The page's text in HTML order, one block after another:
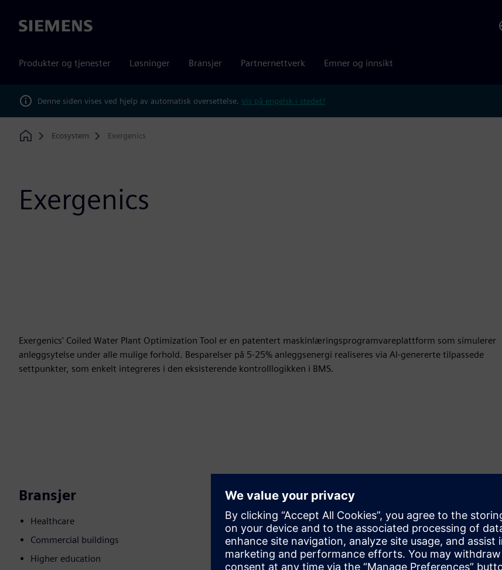
Siemens
Produkter og tjenester Løsninger Bransjer Partnernettverk Emner og innsikt
Denne siden vises ved hjelp av automatisk oversettelse. Vis på engelsk i stedet?
Home
Ecosystem Exergenics
Exergenics
Exergenics' Coiled Water Plant Optimization Tool er en patentert maskinlæringsprogramvareplattform som simulerer
anleggsytelse under alle mulige forhold. Besparelser på 5-25% anleggsenergi realiseres via AI-genererte tilpassede
settpunkter, som enkelt integreres i den eksisterende kontrolllogikken i BMS.
Bransjer
Healthcare
Commercial buildings
Higher education
Bevegelse
Build
Utvider eller bygger på et Siemens Xcelerator-produkt/-
løsning ved å lage et nytt produkt, eller skaper en ny
kundeløsning via integrering av Siemens Xcelerator-